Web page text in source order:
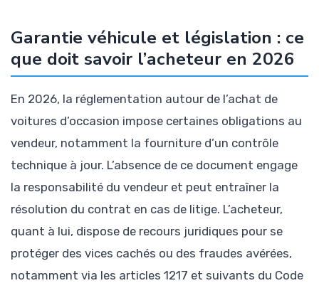
Garantie véhicule et législation : ce
que doit savoir l’acheteur en 2026
En 2026, la réglementation autour de l’achat de
voitures d’occasion impose certaines obligations au
vendeur, notamment la fourniture d’un contrôle
technique à jour. L’absence de ce document engage
la responsabilité du vendeur et peut entraîner la
résolution du contrat en cas de litige. L’acheteur,
quant à lui, dispose de recours juridiques pour se
protéger des vices cachés ou des fraudes avérées,
notamment via les articles 1217 et suivants du Code